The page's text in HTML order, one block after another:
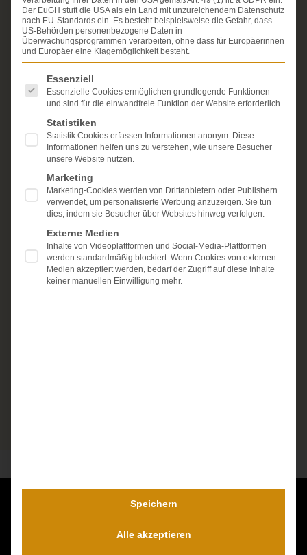
Über die Schmerzensgeld-Spezialisten
Seit über 25 Jahren vertreten wir als Fachanwälte
ausschließlich Geschädigte bei schweren
Personenschäden. Wir verfügen über ausgewiesene
Erfahrung im Arzthaftungsrecht, bei Unfallfolgen und
bei der Durchsetzung von Schmerzensgeld- und
Schadensersatzansprüchen.Ihr Recht steht für uns
Mehr erfahren:
Unsere Kanzlei
Schmerzensgeld
Kostenlose Erstberatung
Dr. Wambach & Walter
Der EuGH stuft die USA als ein Land mit unzureichendem Datenschutz
nach EU-Standards ein. Es besteht beispielsweise die Gefahr, dass
US-Behörden personenbezogene Daten in
Überwachungsprogrammen verarbeiten, ohne dass für Europäerinnen
und Europäer eine Klagemöglichkeit besteht.
Es folgt eine Liste der Service-Gruppen, für die eine
Essenziell
Essenzielle Cookies ermöglichen grundlegende Funktionen
und sind für die einwandfreie Funktion der Website erforderlich.
Statistiken
Statistik Cookies erfassen Informationen anonym. Diese
Informationen helfen uns zu verstehen, wie unsere Besucher
unsere Website nutzen.
Marketing
Marketing-Cookies werden von Drittanbietern oder Publishern
verwendet, um personalisierte Werbung anzuzeigen. Sie tun
dies, indem sie Besucher über Websites hinweg verfolgen.
Externe Medien
Inhalte von Videoplattformen und Social-Media-Plattformen
werden standardmäßig blockiert. Wenn Cookies von externen
Medien akzeptiert werden, bedarf der Zugriff auf diese Inhalte
keiner manuellen Einwilligung mehr.
Speichern
Alle akzeptieren